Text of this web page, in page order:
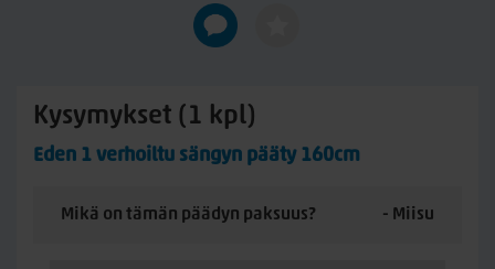
Kysymykset (1 kpl)
Eden 1 verhoiltu sängyn pääty 160cm
Mikä on tämän päädyn paksuus? - Miisu